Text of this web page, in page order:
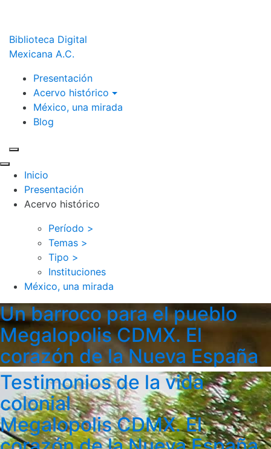
Biblioteca Digital
Mexicana A.C.
Presentación
Acervo histórico
México, una mirada
Blog
Inicio
Presentación
Acervo histórico
Período >
Temas >
Tipo >
Instituciones
México, una mirada
Un barroco para el pueblo
Megalopolis CDMX. El
corazón de la Nueva España
Testimonios de la vida
colonial
Megalopolis CDMX. El